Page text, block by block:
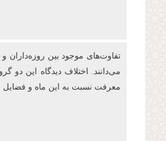
تفاوت‌های موجود بین روزه‌‏داران
می‌دانند. اختلاف دیدگاه این دو
معرفت نسبت به این ماه و فضایل